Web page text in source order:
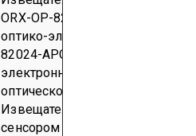
ORX-OP-82010-APO;
оптико-электронный с
82024-APO;
электронный с тепловым
оптической чувствительности
Извещатель пожарный
сенсором для корректировки